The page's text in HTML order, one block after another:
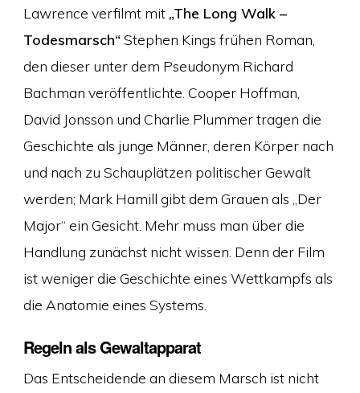
Lawrence verfilmt mit „The Long Walk –
Todesmarsch“ Stephen Kings frühen Roman,
den dieser unter dem Pseudonym Richard
Bachman veröffentlichte. Cooper Hoffman,
David Jonsson und Charlie Plummer tragen die
Geschichte als junge Männer, deren Körper nach
und nach zu Schauplätzen politischer Gewalt
werden; Mark Hamill gibt dem Grauen als „Der
Major“ ein Gesicht. Mehr muss man über die
Handlung zunächst nicht wissen. Denn der Film
ist weniger die Geschichte eines Wettkampfs als
die Anatomie eines Systems.
Regeln als Gewaltapparat
Das Entscheidende an diesem Marsch ist nicht